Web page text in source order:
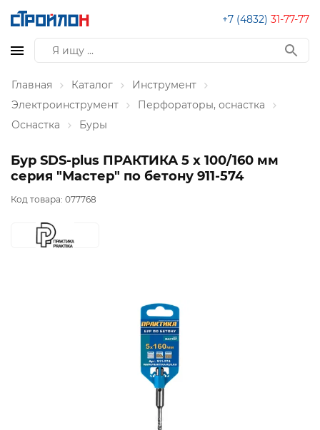
+7 (4832) 31-77-77
Главная Каталог
Инструмент
Электроинструмент
Перфораторы, оснастка
Оснастка
Буры
Бур SDS-plus ПРАКТИКА 5 х 100/160 мм
серия "Мастер" по бетону 911-574
Код товара: 077768